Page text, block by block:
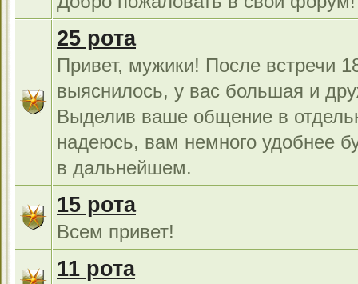
25 рота
Привет, мужики! После встречи
выяснилось, у вас большая и
Выделив ваше общение в
надеюсь, вам немного удобнее
в дальнейшем.
15 рота
Всем привет!
11 рота